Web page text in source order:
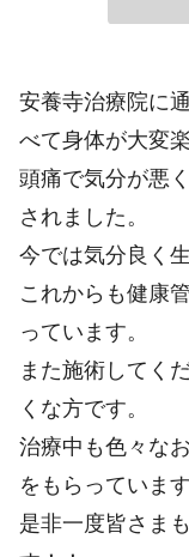
安養寺治療院に
べて身体が大変
頭痛で気分が悪
されました。
今では気分良く
これからも健康
っています。
また施術してく
くな方です。
治療中も色々な
をもらっています
是非一度皆さま